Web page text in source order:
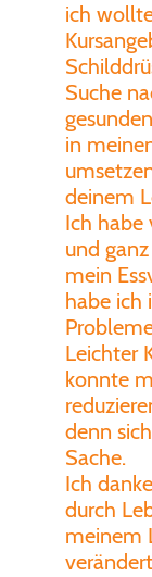
ich
Suche
in
deinem
Ich habe
und
mein
habe ich
Leichter
konnte
denn
Sache.
Ich
durch
meinem